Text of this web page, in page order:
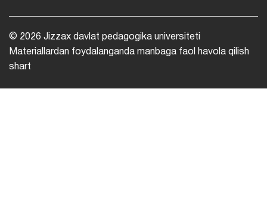
© 2026 Jizzax davlat pedagogika universiteti
Materiallardan foydalanganda manbaga faol havola qilish
shart